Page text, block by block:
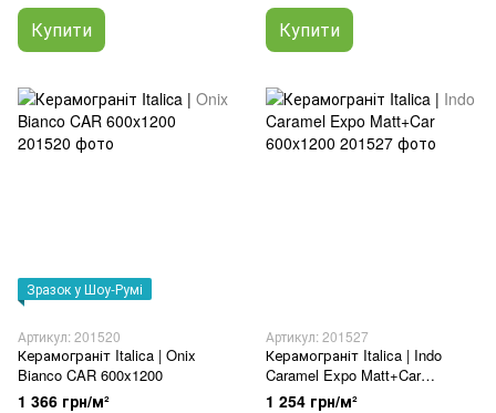
Купити Купити
Зразок у Шоу-Румі
Артикул: 201520
Керамограніт Italica | Onix
Bianco CAR 600x1200
1 366 грн/м²
Артикул: 201527
Керамограніт Italica | Indo
Caramel Expo Matt+Car
600x1200
1 254 грн/м²